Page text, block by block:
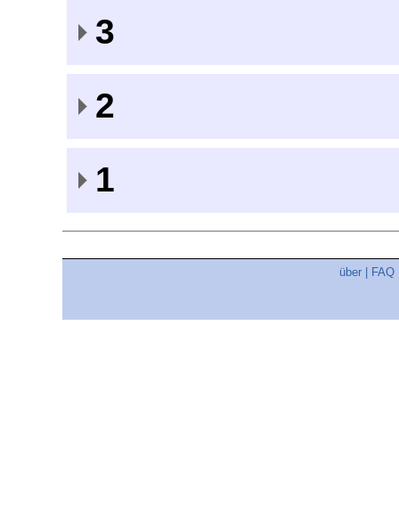
3
2
1
über FAQ